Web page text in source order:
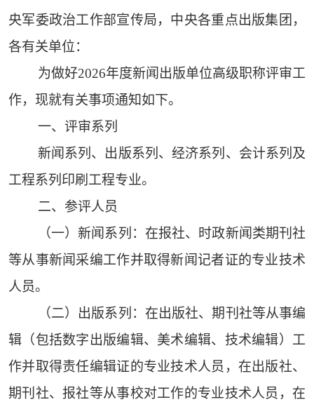
央军委政治工作部宣传局，中央各重点出版集团，
各有关单位：
为做好2026年度新闻出版单位高级职称评审工
作，现就有关事项通知如下。
一、评审系列
新闻系列、出版系列、经济系列、会计系列及
工程系列印刷工程专业。
二、参评人员
（一）新闻系列：在报社、时政新闻类期刊社
等从事新闻采编工作并取得新闻记者证的专业技术
人员。
（二）出版系列：在出版社、期刊社等从事编
辑（包括数字出版编辑、美术编辑、技术编辑）工
作并取得责任编辑证的专业技术人员，在出版社、
期刊社、报社等从事校对工作的专业技术人员，在